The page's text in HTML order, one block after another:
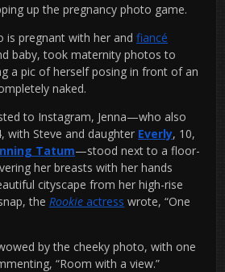
up the pregnancy photo game.
is pregnant with her and fiancé
baby, took maternity photos to
a pic of herself posing in front of an
naked.
to Instagram, Jenna—who also
with Steve and daughter Everly, 10,
Tatum—stood next to a floor-
her breasts with her hands
cityscape from her high-rise
the Rookie actress wrote, “One
by the cheeky photo, with one
“Room with a view.”